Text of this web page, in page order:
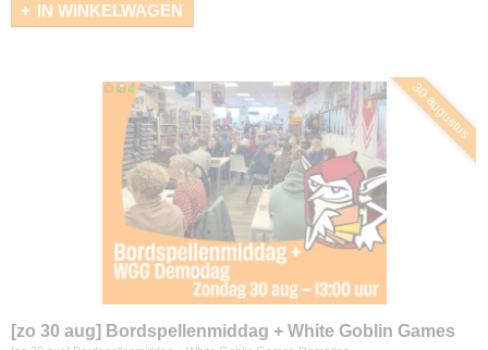
IN WINKELWAGEN
30 augustus
[zo 30 aug] Bordspellenmiddag + White Goblin Games